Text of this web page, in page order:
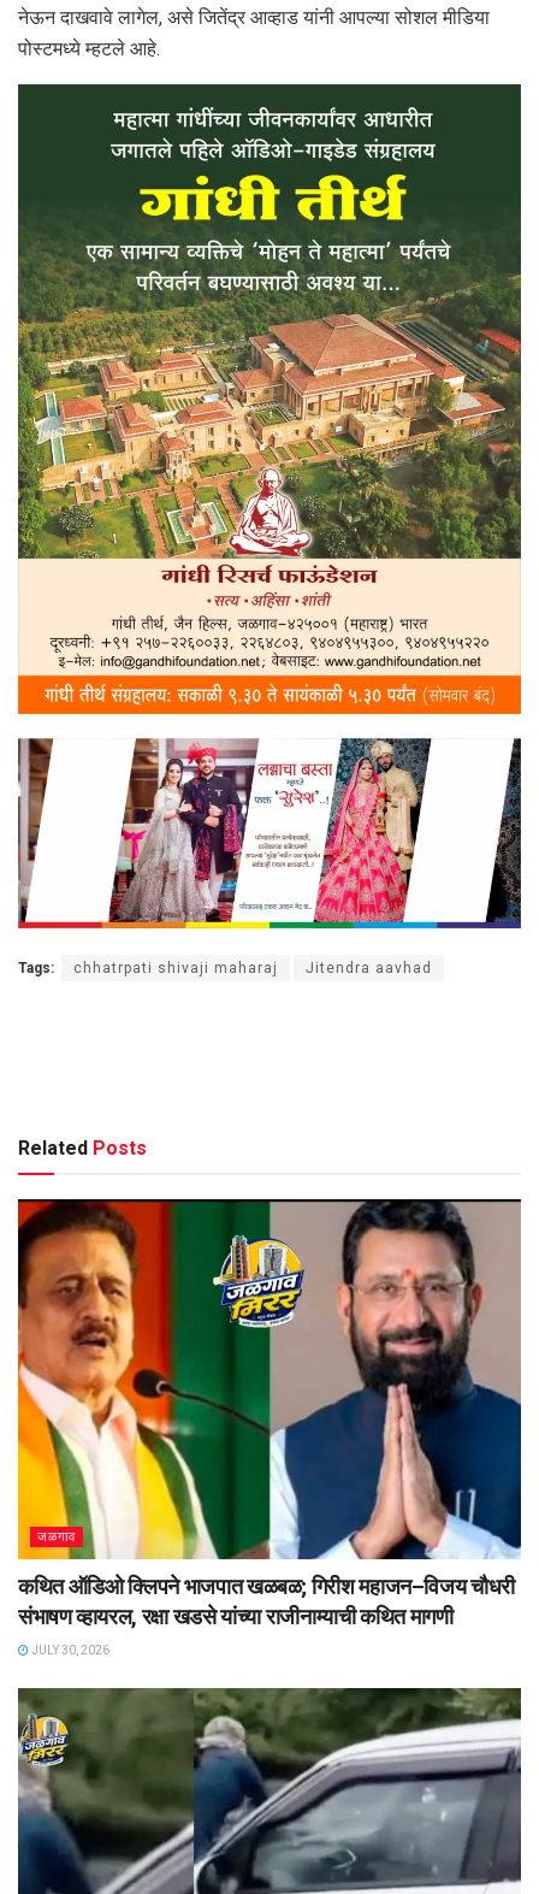
नेऊन दाखवावे लागेल, असे जितेंद्र आव्हाड यांनी आपल्या सोशल मीडिया
पोस्टमध्ये म्हटले आहे.
Tags: chhatrpati shivaji maharaj Jitendra aavhad
Related Posts
जळगाव
कथित ऑडिओ क्लिपने भाजपात खळबळ; गिरीश महाजन–विजय चौधरी
संभाषण व्हायरल, रक्षा खडसे यांच्या राजीनाम्याची कथित मागणी
JULY 30, 2026